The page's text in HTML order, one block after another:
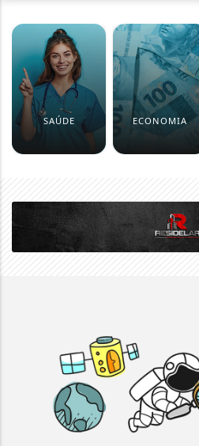
SAÚDE ECONOMIA